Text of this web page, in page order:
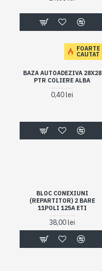
FOARTE
CAUTAT
BAZA AUTOADEZIVA 28X28
PTR COLIERE ALBA
0,40 lei
BLOC CONEXIUNI
(REPARTITOR) 2 BARE
11POLI 125A ETI
38,00 lei